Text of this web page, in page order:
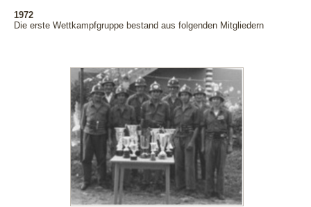
1972
Die erste Wettkampfgruppe bestand aus folgenden Mitgliedern